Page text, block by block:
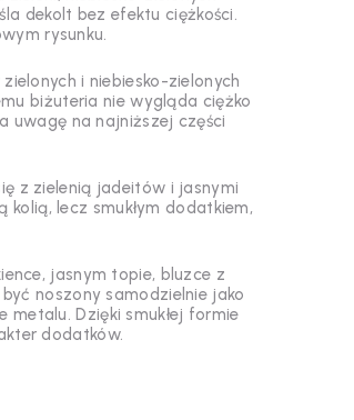
dekolt bez efektu ciężkości.
rysunku.
i niebiesko-zielonych
biżuteria nie wygląda ciężko
uwagę na najniższej części
z zielenią jadeitów i jasnymi
lecz smukłym dodatkiem,
jasnym topie, bluzce z
noszony samodzielnie jako
metalu. Dzięki smukłej formie
dodatków.